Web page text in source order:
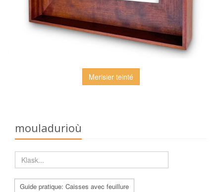
Merisier teinté
mouladurioù
Guide pratique: Caisses avec feuillure